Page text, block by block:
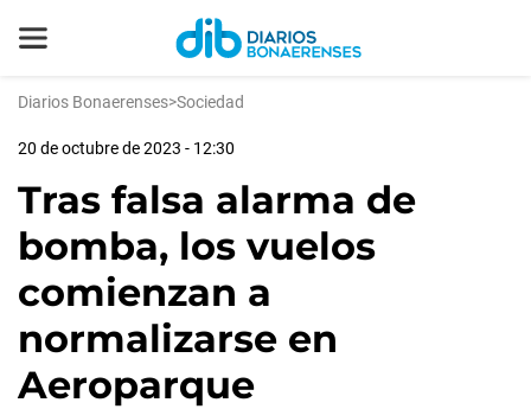
Diarios Bonaerenses>Sociedad
20 de octubre de 2023 - 12:30
Tras falsa alarma de
bomba, los vuelos
comienzan a
normalizarse en
Aeroparque